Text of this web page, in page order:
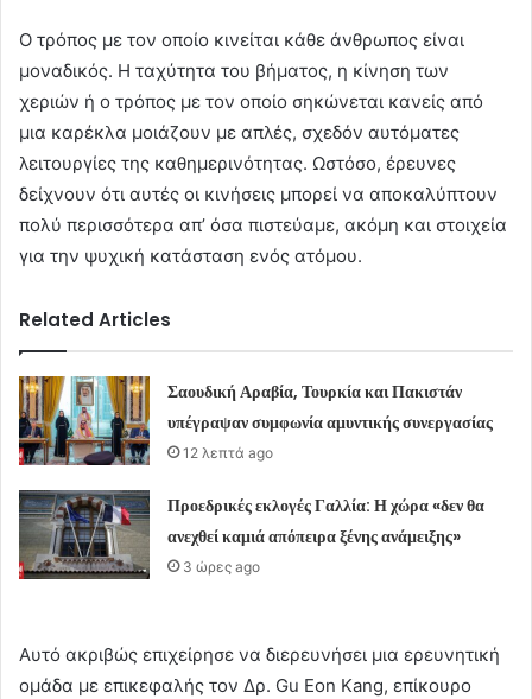
Ο τρόπος με τον οποίο κινείται κάθε άνθρωπος είναι
μοναδικός. Η ταχύτητα του βήματος, η κίνηση των
χεριών ή ο τρόπος με τον οποίο σηκώνεται κανείς από
μια καρέκλα μοιάζουν με απλές, σχεδόν αυτόματες
λειτουργίες της καθημερινότητας. Ωστόσο, έρευνες
δείχνουν ότι αυτές οι κινήσεις μπορεί να αποκαλύπτουν
πολύ περισσότερα απ’ όσα πιστεύαμε, ακόμη και στοιχεία
για την ψυχική κατάσταση ενός ατόμου.
Related Articles
Σαουδική Αραβία, Τουρκία και Πακιστάν
υπέγραψαν συμφωνία αμυντικής συνεργασίας
12 λεπτά ago
Προεδρικές εκλογές Γαλλία: Η χώρα «δεν θα
ανεχθεί καμιά απόπειρα ξένης ανάμειξης»
3 ώρες ago
Αυτό ακριβώς επιχείρησε να διερευνήσει μια ερευνητική
ομάδα με επικεφαλής τον Δρ. Gu Eon Kang, επίκουρο